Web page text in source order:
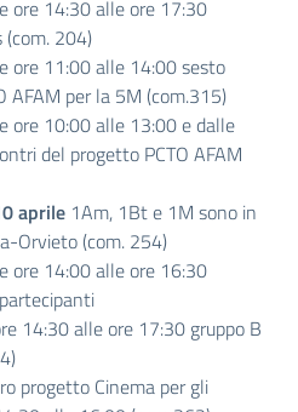
ore 14:30 alle ore 17:30
204)
ore 11:00 alle 14:00 sesto
AFAM per la 5M (com.315)
ore 10:00 alle 13:00 e dalle
del progetto PCTO AFAM
aprile 1Am, 1Bt e 1M sono in
Orvieto (com. 254)
ore 14:00 alle ore 16:30
14:30 alle ore 17:30 gruppo B
progetto Cinema per gli